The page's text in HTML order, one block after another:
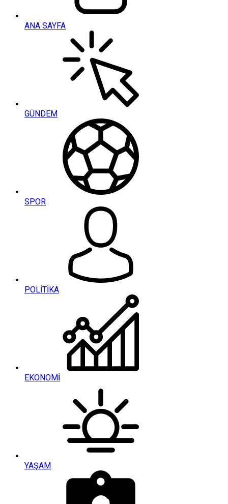
ANA SAYFA
GÜNDEM
SPOR
POLİTİKA
EKONOMİ
YAŞAM